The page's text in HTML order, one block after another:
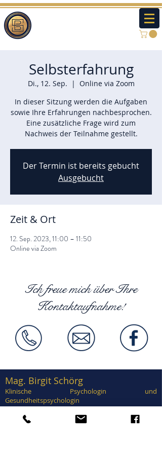
Selbsterfahrung
Di., 12. Sep.
  |
Online via Zoom
In dieser Sitzung werden die Aufgaben
sowie Ihre Erfahrungen nachbesprochen.
Eine zusätzliche Frage wird zum
Nachweis der Teilnahme gestellt.
Der Termin ist bereits gebucht
Ausgebucht
Zeit & Ort
12. Sep. 2023, 11:00 – 11:50
Online via Zoom
Ich freue mich über Ihre
Kontaktaufnahme!
Mag. Birgit Schörg
Klinische Psychologin und
Gesundheitspsychologin
Supervisorin, EuroPsy zertifiziert
Zertifiziert in Traumatherapie, EMDR,